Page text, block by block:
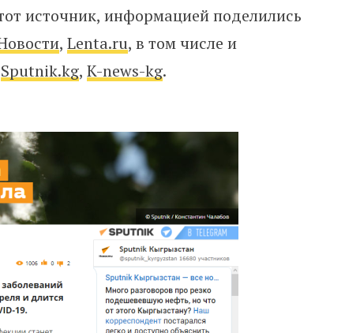
источник, информацией поделились
,Lenta.ru, в том числе и
Sputnik.kg,K-news-kg.